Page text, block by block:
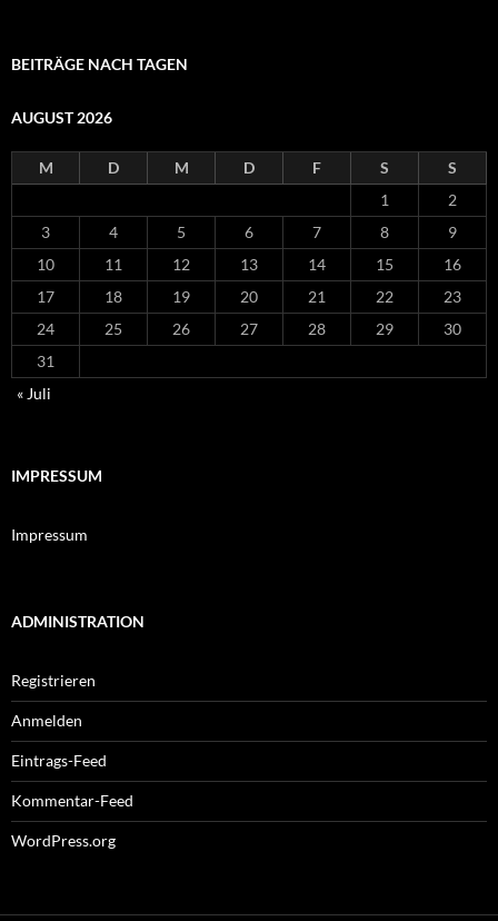
BEITRÄGE NACH TAGEN
AUGUST 2026
M D M D F S
S
1
2
3
4 5 6 7 8
9
10
11 12 13 14 15
16
17
18 19 20 21 22
23
24
25 26 27 28 29
30
31
« Juli
IMPRESSUM
Impressum
ADMINISTRATION
Registrieren
Anmelden
Eintrags-Feed
Kommentar-Feed
WordPress.org